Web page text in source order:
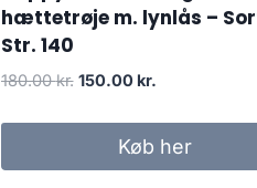
hættetrøje m. lynlås –
Str. 140
180.00kr. Original
180.00 kr..
150.00 kr.Current
150.00 kr..
Køb her